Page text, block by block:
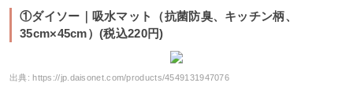
①ダイソー｜吸水マット（抗菌防臭、キッチン柄、
35cm×45cm）(税込220円)
出典:https://jp.daisonet.com/products/4549131947076